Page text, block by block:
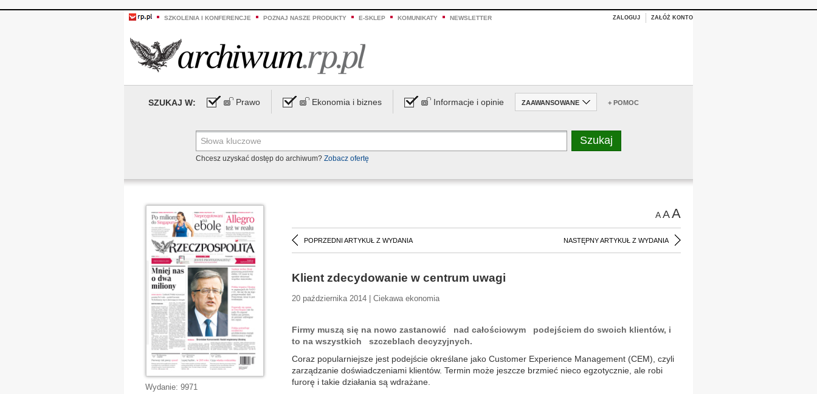
SZKOLENIA I KONFERENCJE POZNAJ NASZE PRODUKTY E-SKLEP KOMUNIKATY NEWSLETTER ZALOGUJ ZAŁÓŻ KONTO
SZUKAJ W: Prawo Ekonomia i biznes Informacje i opinie ZAAWANSOWANE + POMOC
Chcesz uzyskać dostęp do archiwum? Zobacz ofertę
AAA
POPRZEDNI ARTYKUŁ Z WYDANIA NASTĘPNY ARTYKUŁ Z WYDANIA
Klient zdecydowanie w centrum uwagi
20 października 2014 | Ciekawa ekonomia
Firmy muszą się na nowo zastanowić nad całościowym podejściem do swoich klientów, i
to na wszystkich szczeblach decyzyjnych.
Coraz popularniejsze jest podejście określane jako Customer Experience Management (CEM), czyli
zarządzanie doświadczeniami klientów. Termin może jeszcze brzmieć nieco egzotycznie, ale robi
furorę i takie działania są wdrażane.
Wydanie: 9971